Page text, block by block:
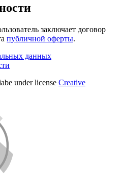
заключает договор
публичной оферты.
данных
under license Creative